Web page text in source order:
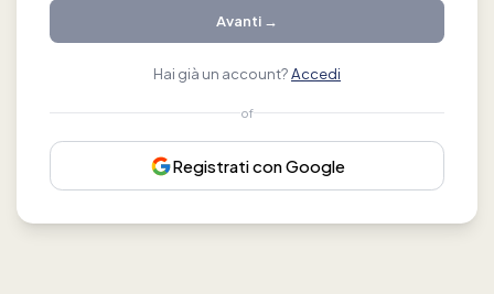
Avanti →
Hai già un account?Accedi
of
Registrati con Google